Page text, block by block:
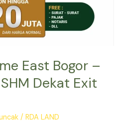
East Bogor –
Dekat Exit
/RDA LAND